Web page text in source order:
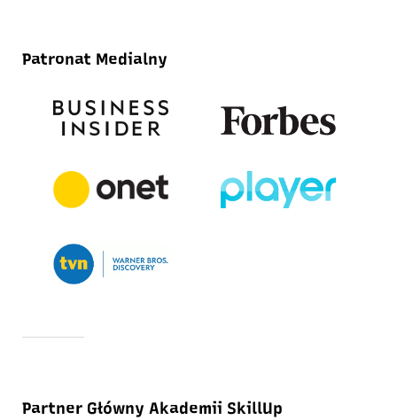
Patronat Medialny
Partner Główny Akademii SkillUp